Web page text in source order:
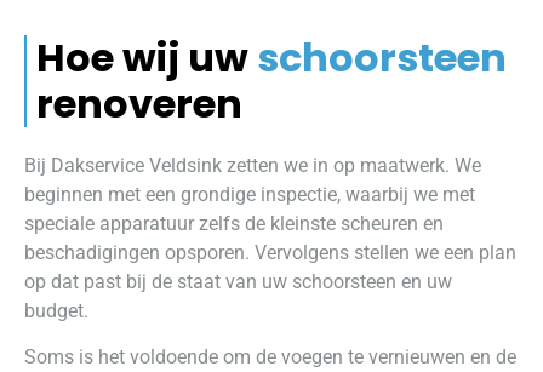
Hoe wij uwschoorsteen
renoveren
Bij Dakservice Veldsink zetten we in op maatwerk. We
beginnen met een grondige inspectie, waarbij we met
speciale apparatuur zelfs de kleinste scheuren en
beschadigingen opsporen. Vervolgens stellen we een plan
op dat past bij de staat van uw schoorsteen en uw
budget.
Soms is het voldoende om de voegen te vernieuwen en de